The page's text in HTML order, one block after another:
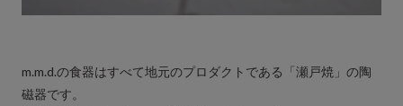
m.m.d.の食器はすべて地元のプロダクトである「瀬戸焼」の陶
磁器です。